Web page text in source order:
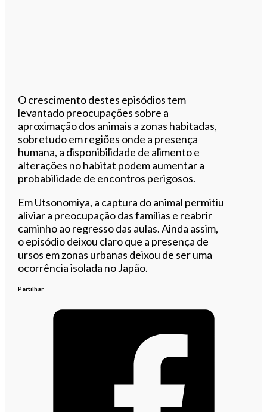
O crescimento destes episódios tem
levantado preocupações sobre a
aproximação dos animais a zonas habitadas,
sobretudo em regiões onde a presença
humana, a disponibilidade de alimento e
alterações no habitat podem aumentar a
probabilidade de encontros perigosos.
Em Utsonomiya, a captura do animal permitiu
aliviar a preocupação das famílias e reabrir
caminho ao regresso das aulas. Ainda assim,
o episódio deixou claro que a presença de
ursos em zonas urbanas deixou de ser uma
ocorrência isolada no Japão.
Partilhar